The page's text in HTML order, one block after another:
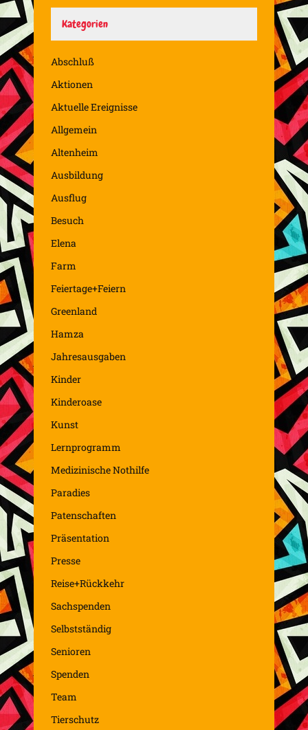
Kategorien
Abschluß
Aktionen
Aktuelle Ereignisse
Allgemein
Altenheim
Ausbildung
Ausflug
Besuch
Elena
Farm
Feiertage+Feiern
Greenland
Hamza
Jahresausgaben
Kinder
Kinderoase
Kunst
Lernprogramm
Medizinische Nothilfe
Paradies
Patenschaften
Präsentation
Presse
Reise+Rückkehr
Sachspenden
Selbstständig
Senioren
Spenden
Team
Tierschutz